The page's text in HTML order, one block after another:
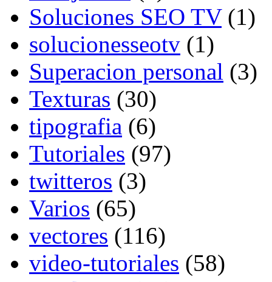
Soluciones SEO TV(1)
solucionesseotv (1)
Superacion personal (3)
Texturas (30)
tipografia (6)
Tutoriales (97)
twitteros (3)
Varios (65)
vectores (116)
video-tutoriales (58)